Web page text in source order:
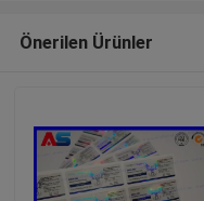
Önerilen Ürünler